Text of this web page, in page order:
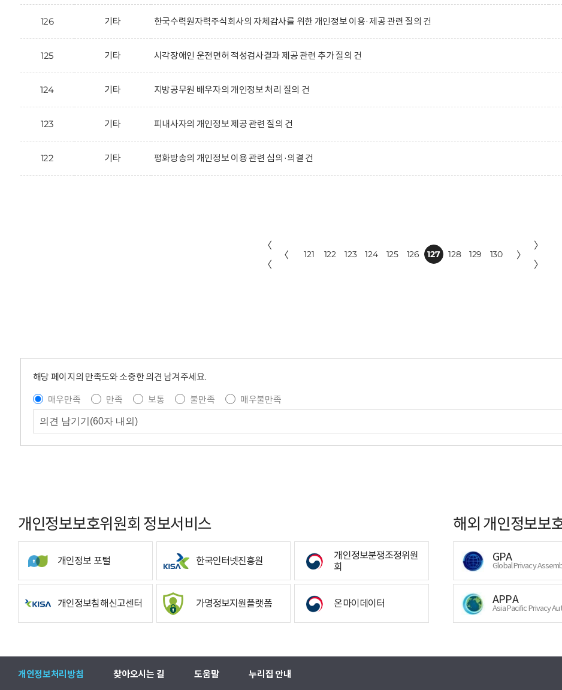
126 기타 한국수력원자력주식회사의 자체감사를 위한 개인정보 이용·제공 관련 질의 건
125 기타 시각장애인 운전면허 적성검사결과 제공 관련 추가 질의 건
124 기타 지방공무원 배우자의 개인정보 처리 질의 건
123 기타 피내사자의 개인정보 제공 관련 질의 건
122 기타 평화방송의 개인정보 이용 관련 심의·의결 건
〈
〈
〈 121 122 123 124 125 126 127 128 129 130 〉
〉
〉
해당 페이지의 만족도와 소중한 의견 남겨주세요.
매우만족
만족 보통 불만족
매우불만족
개인정보보호위원회 정보서비스
개인정보 포털 한국인터넷진흥원
개인정보분쟁조정위원
회
개인정보침해신고센터 가명정보지원플랫폼 온마이데이터
해외 개인정보보
GPA
Global Privacy
APPA
Asia Pacific Privacy
개인정보처리방침 찾아오시는 길 도움말 누리집 안내